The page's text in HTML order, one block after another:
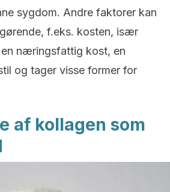
sygdom. Andre faktorer kan
f.eks. kosten, især
en næringsfattig kost, en
og tager visse former for
af kollagen som